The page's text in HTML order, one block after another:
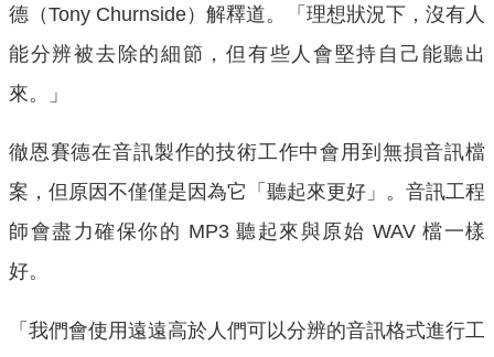
德（Tony Churnside）解釋道。「理想狀況下，沒有人
能分辨被去除的細節，但有些人會堅持自己能聽出
來。」
徹恩賽德在音訊製作的技術工作中會用到無損音訊檔
案，但原因不僅僅是因為它「聽起來更好」。音訊工程
師會盡力確保你的 MP3 聽起來與原始 WAV 檔一樣
好。
「我們會使用遠遠高於人們可以分辨的音訊格式進行工